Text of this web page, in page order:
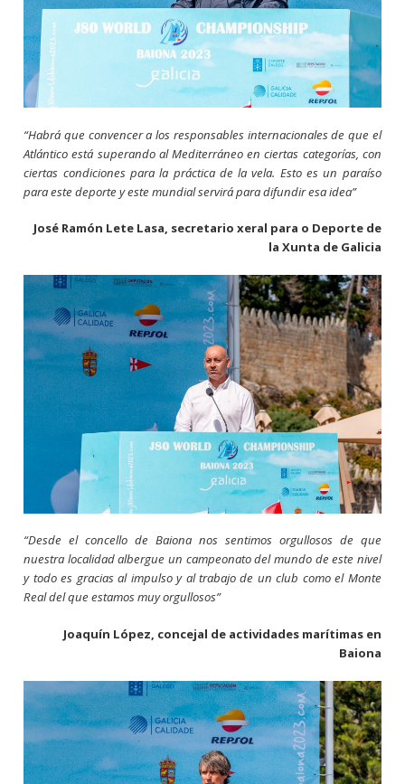
“Habrá que convencer a los responsables internacionales de que el
Atlántico está superando al Mediterráneo en ciertas categorías, con
ciertas condiciones para la práctica de la vela. Esto es un paraíso
para este deporte y este mundial servirá para difundir esa idea”
José Ramón Lete Lasa, secretario xeral para o Deporte de
la Xunta de Galicia
“Desde el concello de Baiona nos sentimos orgullosos de que
nuestra localidad albergue un campeonato del mundo de este nivel
y todo es gracias al impulso y al trabajo de un club como el Monte
Real del que estamos muy orgullosos”
Joaquín López, concejal de actividades marítimas en
Baiona